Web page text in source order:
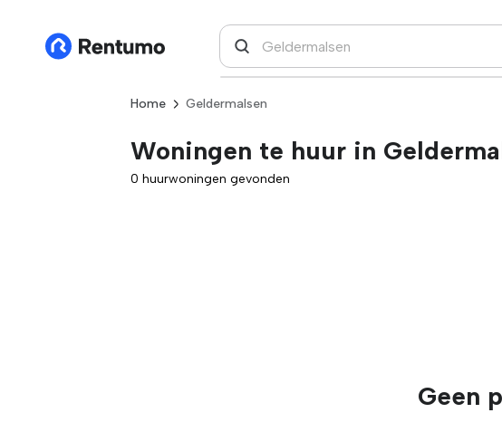
Home Geldermalsen
Woningen te huur in
0 huurwoningen gevonden
Geen